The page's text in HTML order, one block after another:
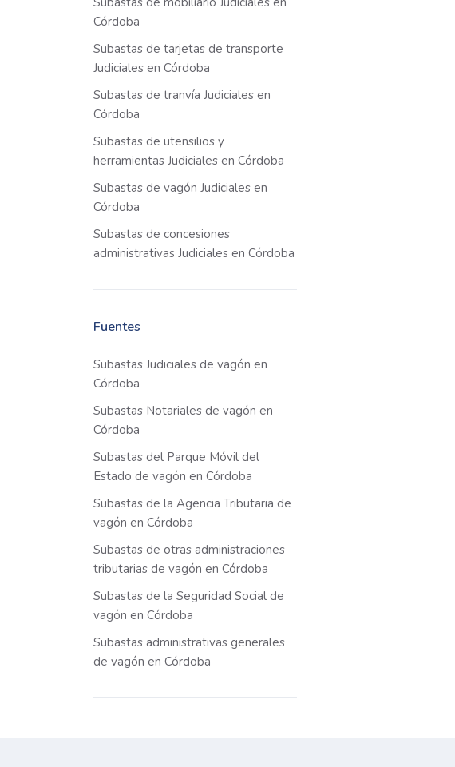
Córdoba
Subastas de tarjetas de transporte
Judiciales en Córdoba
Subastas de tranvía Judiciales en
Córdoba
Subastas de utensilios y
herramientas Judiciales en Córdoba
Subastas de vagón Judiciales en
Córdoba
Subastas de concesiones
administrativas Judiciales en Córdoba
Fuentes
Subastas Judiciales de vagón en
Córdoba
Subastas Notariales de vagón en
Córdoba
Subastas del Parque Móvil del
Estado de vagón en Córdoba
Subastas de la Agencia Tributaria de
vagón en Córdoba
Subastas de otras administraciones
tributarias de vagón en Córdoba
Subastas de la Seguridad Social de
vagón en Córdoba
Subastas administrativas generales
de vagón en Córdoba